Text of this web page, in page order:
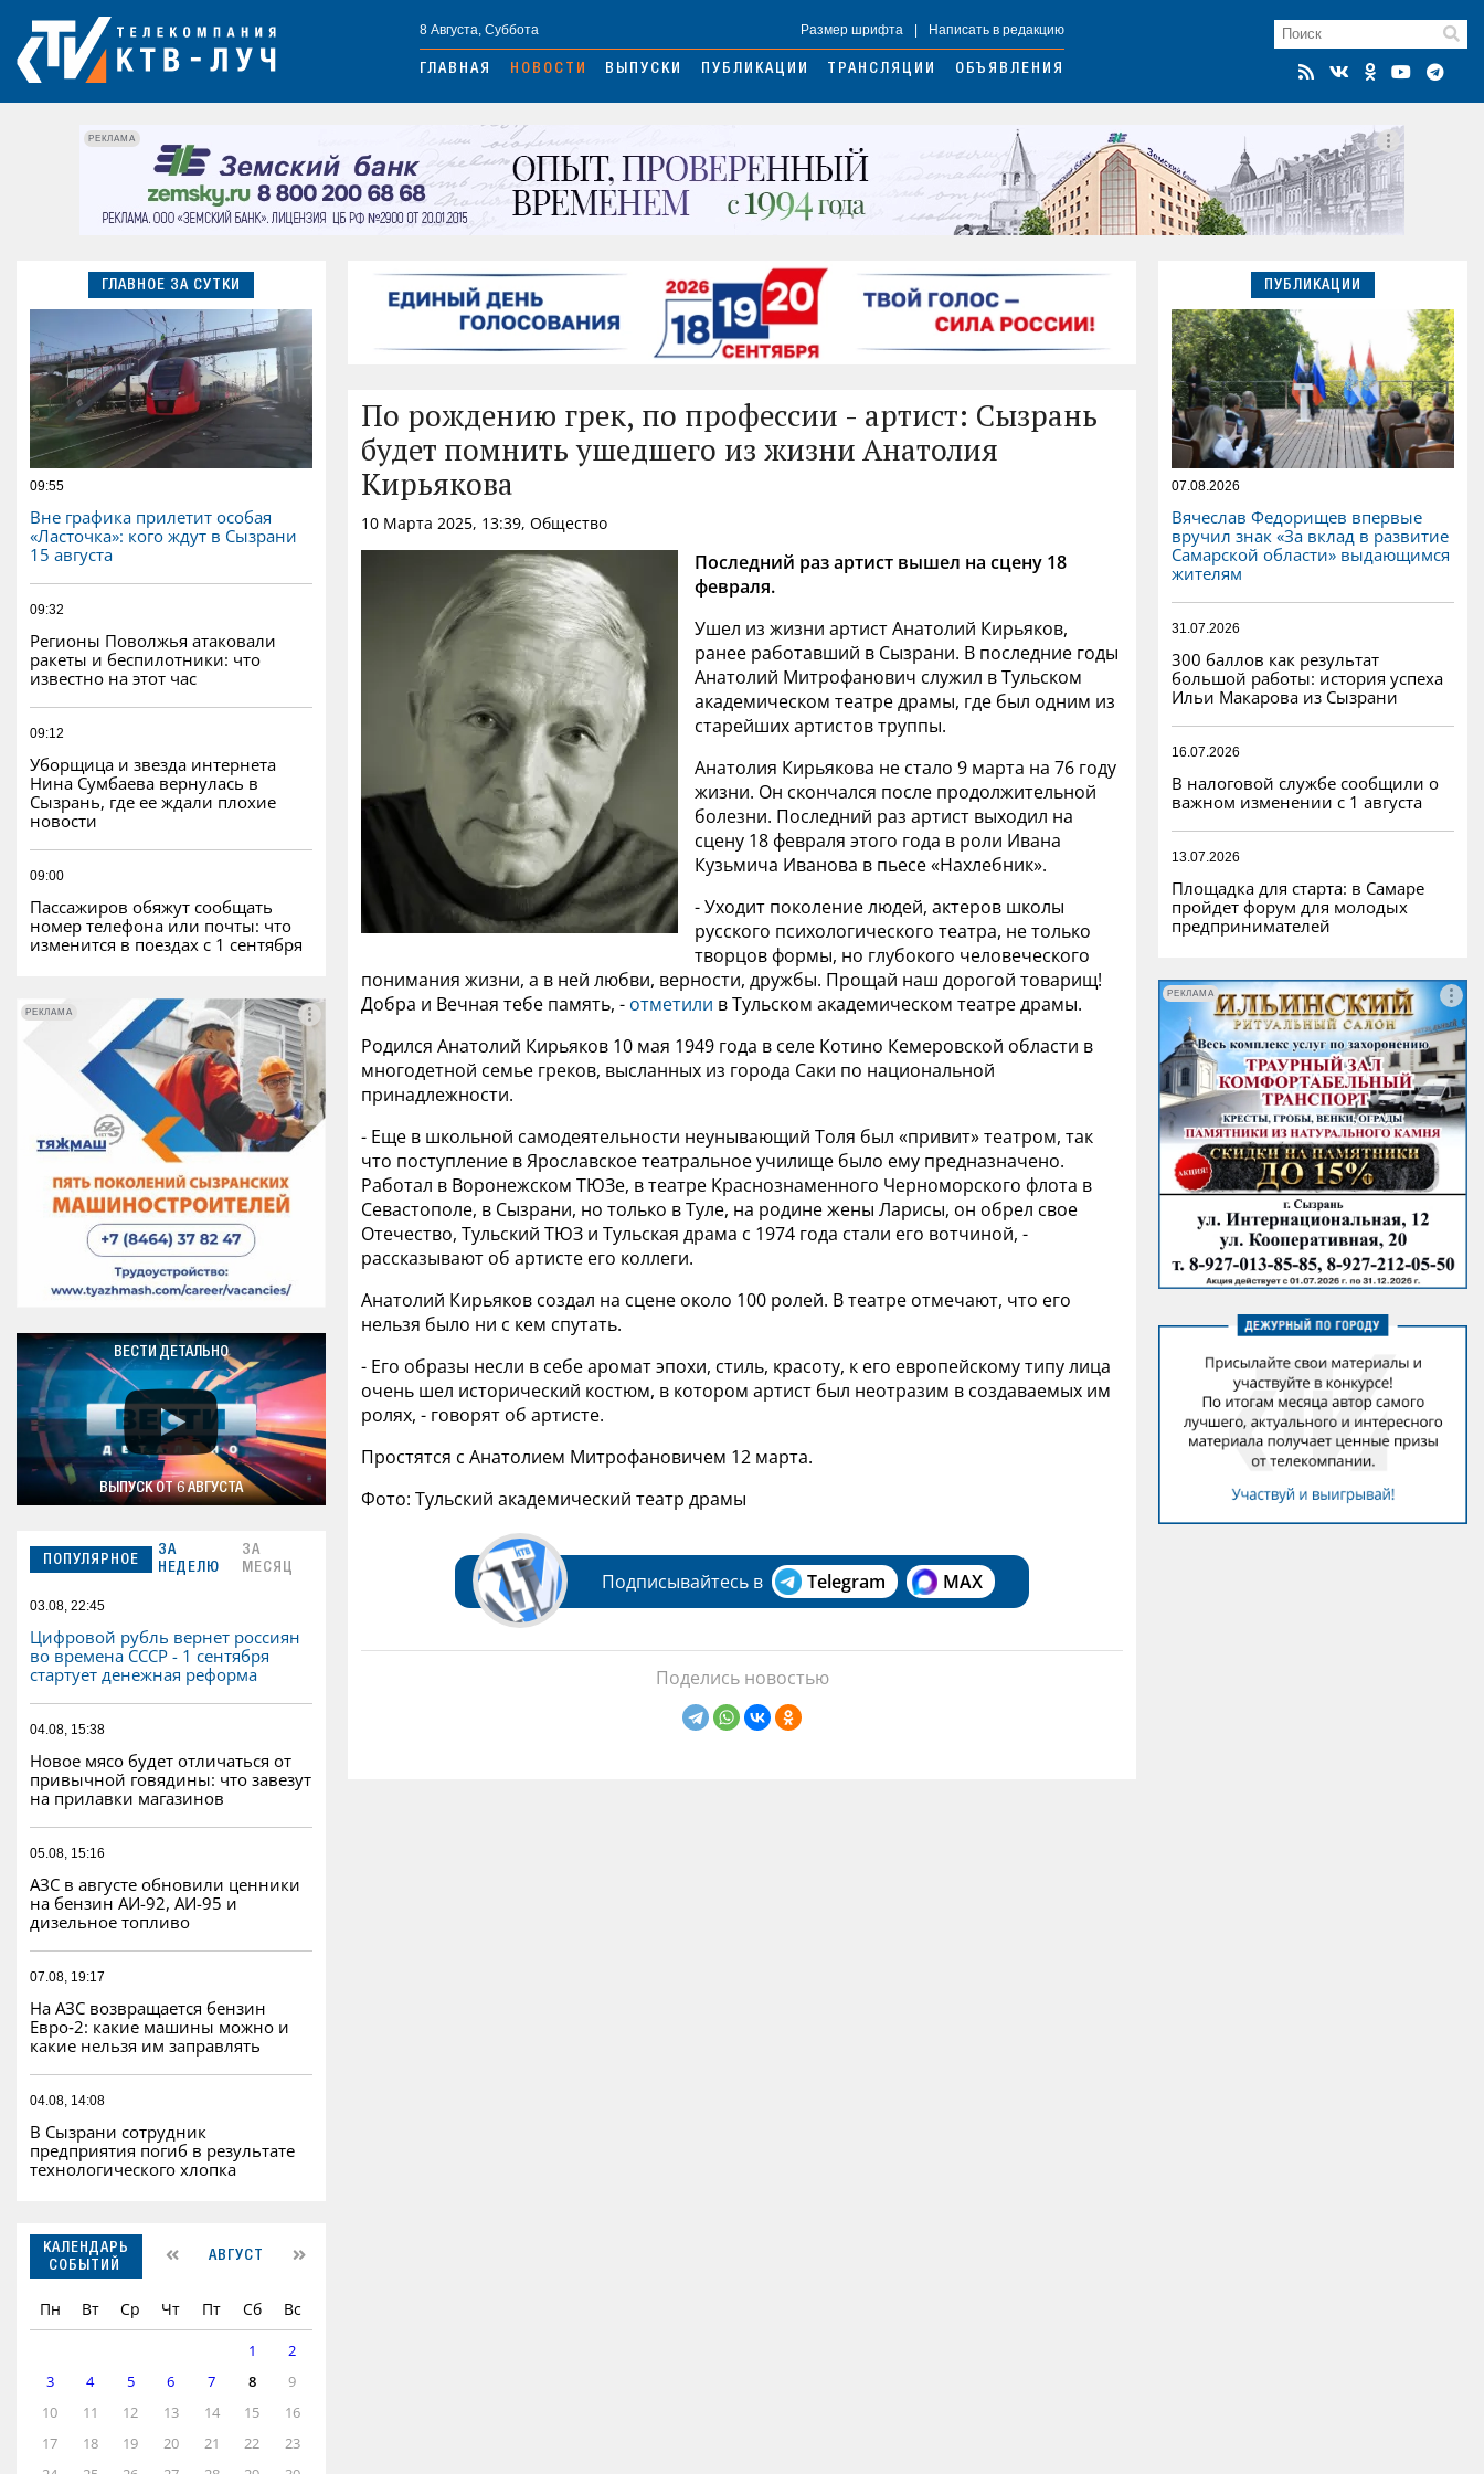
8 Августа, Суббота Размер шрифта Написать в редакцию
ГЛАВНАЯ НОВОСТИ ВЫПУСКИ ПУБЛИКАЦИИ ТРАНСЛЯЦИИ ОБЪЯВЛЕНИЯ
РЕКЛАМА
ГЛАВНОЕ ЗА СУТКИ
09:55
Вне графика прилетит особая
«Ласточка»: кого ждут в Сызрани
15 августа
09:32
Регионы Поволжья атаковали
ракеты и беспилотники: что
известно на этот час
09:12
Уборщица и звезда интернета
Нина Сумбаева вернулась в
Сызрань, где ее ждали плохие
новости
09:00
Пассажиров обяжут сообщать
номер телефона или почты: что
изменится в поездах с 1 сентября
РЕКЛАМА
РЕКЛАМА
ВЕСТИ ДЕТАЛЬНО
ВЫПУСК ОТ 6 АВГУСТА
ПОПУЛЯРНОЕ
ЗА
НЕДЕЛЮ
ЗА
МЕСЯЦ
03.08, 22:45
Цифровой рубль вернет россиян
во времена СССР - 1 сентября
стартует денежная реформа
04.08, 15:38
Новое мясо будет отличаться от
привычной говядины: что завезут
на прилавки магазинов
05.08, 15:16
АЗС в августе обновили ценники
на бензин АИ-92, АИ-95 и
дизельное топливо
07.08, 19:17
На АЗС возвращается бензин
Евро‑2: какие машины можно и
какие нельзя им заправлять
04.08, 14:08
В Сызрани сотрудник
предприятия погиб в результате
технологического хлопка
КАЛЕНДАРЬ
СОБЫТИЙ
АВГУСТ
Пн Вт Ср Чт Пт Сб Вс
1
2
3
4 5 6 7 8
9
10
11 12 13 14 15
16
17
18 19 20 21 22
23
По рождению грек, по профессии - артист: Сызрань
будет помнить ушедшего из жизни Анатолия
Кирьякова
10 Марта 2025, 13:39, Общество
Последний раз артист вышел на сцену 18
февраля.
Ушел из жизни артист Анатолий Кирьяков,
ранее работавший в Сызрани. В последние годы
Анатолий Митрофанович служил в Тульском
академическом театре драмы, где был одним из
старейших артистов труппы.
Анатолия Кирьякова не стало 9 марта на 76 году
жизни. Он скончался после продолжительной
болезни. Последний раз артист выходил на
сцену 18 февраля этого года в роли Ивана
Кузьмича Иванова в пьесе «Нахлебник».
- Уходит поколение людей, актеров школы
русского психологического театра, не только
творцов формы, но глубокого человеческого
понимания жизни, а в ней любви, верности, дружбы. Прощай наш дорогой товарищ!
Добра и Вечная тебе память, - отметили в Тульском академическом театре драмы.
Родился Анатолий Кирьяков 10 мая 1949 года в селе Котино Кемеровской области в
многодетной семье греков, высланных из города Саки по национальной
принадлежности.
- Еще в школьной самодеятельности неунывающий Толя был «привит» театром, так
что поступление в Ярославское театральное училище было ему предназначено.
Работал в Воронежском ТЮЗе, в театре Краснознаменного Черноморского флота в
Севастополе, в Сызрани, но только в Туле, на родине жены Ларисы, он обрел свое
Отечество, Тульский ТЮЗ и Тульская драма с 1974 года стали его вотчиной, -
рассказывают об артисте его коллеги.
Анатолий Кирьяков создал на сцене около 100 ролей. В театре отмечают, что его
нельзя было ни с кем спутать.
- Его образы несли в себе аромат эпохи, стиль, красоту, к его европейскому типу лица
очень шел исторический костюм, в котором артист был неотразим в создаваемых им
ролях, - говорят об артисте.
Простятся с Анатолием Митрофановичем 12 марта.
Фото: Тульский академический театр драмы
Подписывайтесь в Telegram MAX
Поделись новостью
ПУБЛИКАЦИИ
07.08.2026
Вячеслав Федорищев впервые
вручил знак «За вклад в развитие
Самарской области» выдающимся
жителям
31.07.2026
300 баллов как результат
большой работы: история успеха
Ильи Макарова из Сызрани
16.07.2026
В налоговой службе сообщили о
важном изменении с 1 августа
13.07.2026
Площадка для старта: в Самаре
пройдет форум для молодых
предпринимателей
РЕКЛАМА